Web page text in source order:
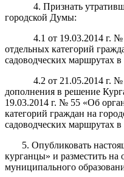
4. Признать
городской Думы:
4.1 от 19.03.2014 г.
отдельных категорий
садоводческих маршрутах в
4.2 от 21.05.2014 г.
дополнения в решение
19.03.2014 г. № 55 «Об
категорий граждан на
садоводческих маршрутах в
5. Опубликовать
курганцы» и разместить на
муниципального